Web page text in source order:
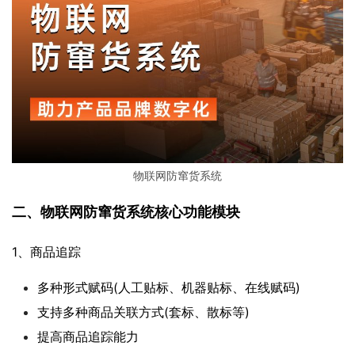
物联网防窜货系统
二、物联网防窜货系统核心功能模块
1、商品追踪
多种形式赋码(人工贴标、机器贴标、在线赋码)
支持多种商品关联方式(套标、散标等)
提高商品追踪能力